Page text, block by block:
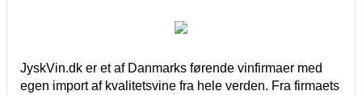
JyskVin.dk er et af Danmarks førende vinfirmaer med
egen import af kvalitetsvine fra hele verden. Fra firmaets